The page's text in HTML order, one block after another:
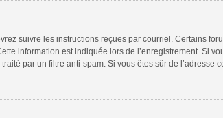
suivre les instructions reçues par courriel. Certains
information est indiquée lors de l’enregistrement. Si
par un filtre anti-spam. Si vous êtes sûr de l’adresse